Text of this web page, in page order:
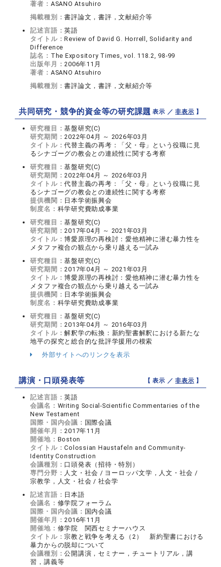
著者： ASANO Atsuhiro
掲載種別：書評論文，書評，文献紹介等
記述言語：英語
タイトル：Review of David G. Horrell, Solidarity and
Difference
誌名： The Expository Times, vol. 118.2, 98-99
出版年月：2006年11月
著者： ASANO Atsuhiro
掲載種別：書評論文，書評，文献紹介等
共同研究・競争的資金等の研究課題【 表示 ／非表示 】
研究種目：基盤研究(C)
研究期間：2022年04月 ～ 2026年03月
タイトル：代替主義の再考：「父・母」という役職に見
るシナゴーグの教会との連続性に関する考察
研究種目：基盤研究(C)
研究期間：2022年04月 ～ 2026年03月
タイトル：代替主義の再考：「父・母」という役職に見
るシナゴーグの教会との連続性に関する考察
提供機関： 日本学術振興会
制度名： 科学研究費助成事業
研究種目：基盤研究(C)
研究期間：2017年04月 ～ 2021年03月
タイトル：博愛原理の再検討：愛他精神に潜む暴力性を
メタファ複合の観点から乗り越える一試み
研究種目：基盤研究(C)
研究期間：2017年04月 ～ 2021年03月
タイトル：博愛原理の再検討：愛他精神に潜む暴力性を
メタファ複合の観点から乗り越える一試み
提供機関： 日本学術振興会
制度名： 科学研究費助成事業
研究種目：基盤研究(C)
研究期間：2013年04月 ～ 2016年03月
タイトル：解釈学の転換：新約聖書解釈における新たな
地平の探究と総合的な批評学援用の模索
外部サイトへのリンクを表示
講演・口頭発表等 【 表示 ／非表示 】
記述言語：英語
会議名： Writing Social-Scientific Commentaries of the
New Testament
国際・国内会議： 国際会議
開催年月：2017年11月
開催地： Boston
タイトル：Colossian Haustafeln and Community-
Identity Construction
会議種別： 口頭発表（招待・特別）
専門分野： 人文・社会 / ヨーロッパ文学，人文・社会 /
宗教学，人文・社会 / 社会学
記述言語： 日本語
会議名： 修学院フォーラム
国際・国内会議： 国内会議
開催年月：2016年11月
開催地： 修学院 関西セミナーハウス
タイトル：宗教と戦争を考える（2） 新約聖書における
暴力からの脱却について
会議種別：公開講演，セミナー，チュートリアル，講
習，講義等